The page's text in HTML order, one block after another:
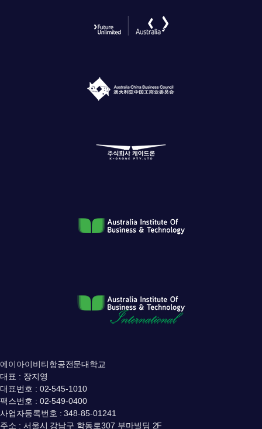
에이아이비티항공전문대학교
대표 : 장지영
대표번호 : 02-545-1010
팩스번호 : 02-549-0400
사업자등록번호 : 348-85-01241
주소 : 서울시 강남구 학동로307 부마빌딩 2F